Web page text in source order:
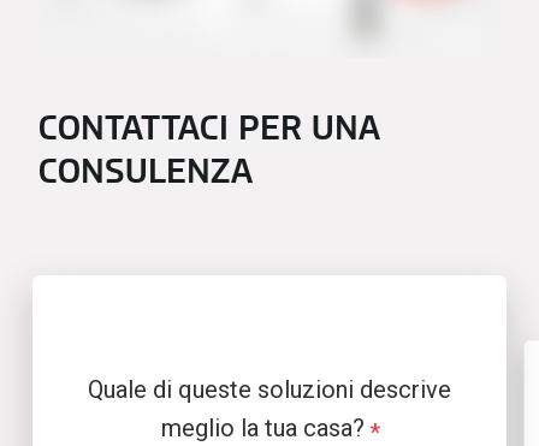
CONTATTACI PER UNA
CONSULENZA